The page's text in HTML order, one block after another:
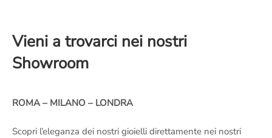
Vieni a trovarci nei nostri
Showroom
ROMA – MILANO – LONDRA
Scopri l’eleganza dei nostri gioielli direttamente nei nostri